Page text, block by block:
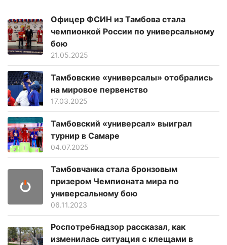
Офицер ФСИН из Тамбова стала
чемпионкой России по универсальному
бою
21.05.2025
Тамбовские «универсалы» отобрались
на мировое первенство
17.03.2025
Тамбовский «универсал» выиграл
турнир в Самаре
04.07.2025
Тамбовчанка стала бронзовым
призером Чемпионата мира по
универсальному бою
06.11.2023
Роспотребнадзор рассказал, как
изменилась ситуация с клещами в